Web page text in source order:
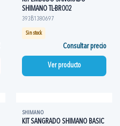
SHIMANO TL-BR002
393B1380697
Sin stock
Consultar precio
Ver producto
SHIMANO
KIT SANGRADO SHIMANO BASIC